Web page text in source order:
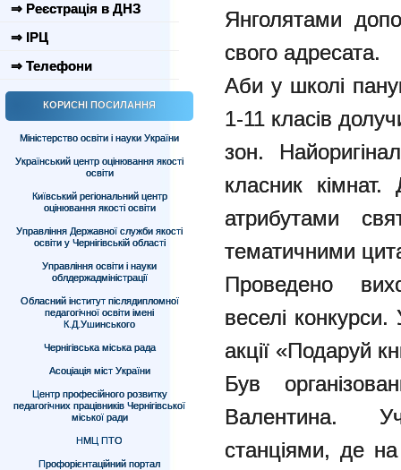
⇒ Реєстрація в ДНЗ
⇒ ІРЦ
⇒ Телефони
КОРИСНІ ПОСИЛАННЯ
Міністерство освіти і науки України
Український центр оцінювання якості
освіти
Київський регіональний центр
оцінювання якості освіти
Управління Державної служби якості
освіти у Чернігівській області
Управління освіти і науки
облдержадміністрації
Обласний інститут післядипломної
педагогічної освіти імені
К.Д.Ушинського
Чернігівська міська рада
Асоціація міст України
Центр професійного розвитку
педагогічних працівників Чернігівської
міської ради
НМЦ ПТО
Профорієнтаційний портал
Янголятами
свого адресата.
Аби у школі
1-11 класів
зон.
класник кімнат.
атрибутами
тематичними
Проведено
веселі конкурси.
акції «Подаруй
Був
Валентина.
станціями, де